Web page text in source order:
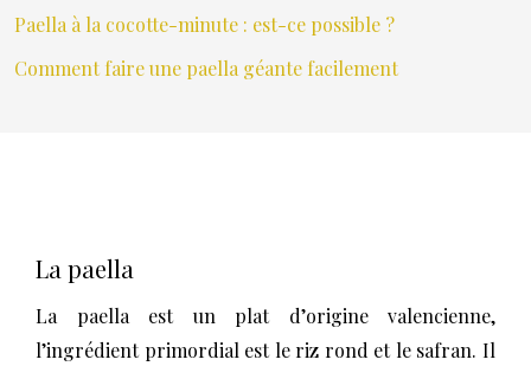
Paella à la cocotte-minute : est-ce possible ?
Comment faire une paella géante facilement
La paella
La paella est un plat d’origine valencienne,
l’ingrédient primordial est le riz rond et le safran. Il